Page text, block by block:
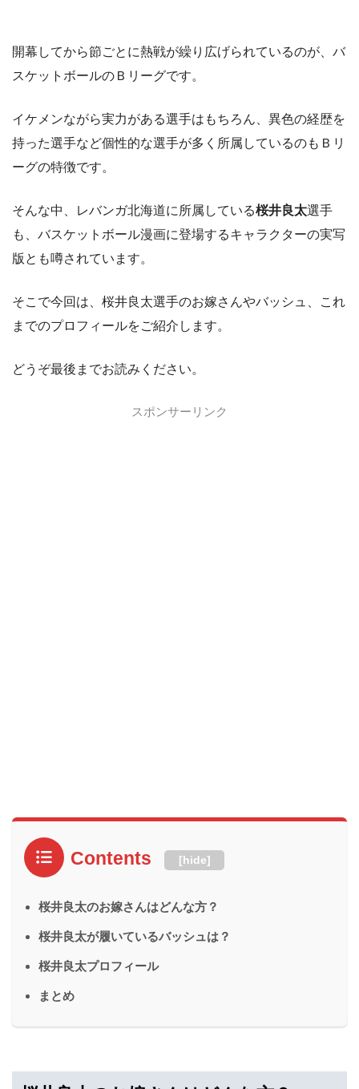
開幕してから節ごとに熱戦が繰り広げられているのが、バ
スケットボールのＢリーグです。
イケメンながら実力がある選手はもちろん、異色の経歴を
持った選手など個性的な選手が多く所属しているのもＢリ
ーグの特徴です。
そんな中、レバンガ北海道に所属している桜井良太選手
も、バスケットボール漫画に登場するキャラクターの実写
版とも噂されています。
そこで今回は、桜井良太選手のお嫁さんやバッシュ、これ
までのプロフィールをご紹介します。
どうぞ最後までお読みください。
スポンサーリンク
Contents [hide]
桜井良太のお嫁さんはどんな方？
桜井良太が履いているバッシュは？
桜井良太プロフィール
まとめ